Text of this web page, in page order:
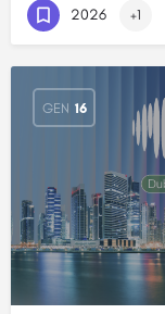
2026 +1
GEN 16